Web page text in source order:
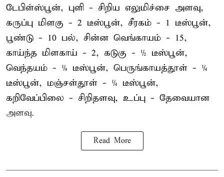
டேபிள்ஸ்பூன், புளி - சிறிய எலுமிச்சை அளவு,
கருப்பு மிளகு - 2 டீஸ்பூன், சீரகம் - 1 டீஸ்பூன்,
பூண்டு - 10 பல், சின்ன வெங்காயம் - 15,
காய்ந்த மிளகாய் - 2, கடுகு - ½ டீஸ்பூன்,
வெந்தயம் - ¼ டீஸ்பூன், பெருங்காயத்தூள் - ¼
டீஸ்பூன், மஞ்சள்தூள் - ¼ டீஸ்பூன்,
கறிவேப்பிலை - சிறிதளவு, உப்பு - தேவையான
அளவு.
Read More